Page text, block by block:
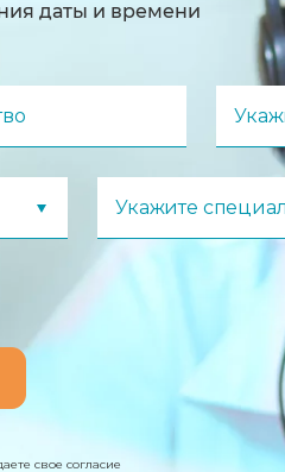
даты и времени
Укажите
свое согласие